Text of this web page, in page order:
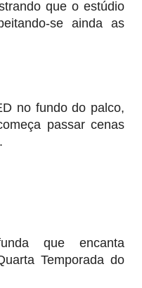
que o estúdio
se ainda as
no fundo do palco,
passar cenas
que encanta
Temporada do